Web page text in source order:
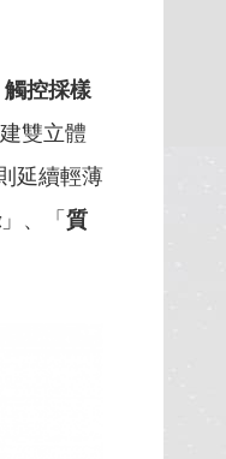
觸控採樣
雙立體
延續輕薄
」、「 質